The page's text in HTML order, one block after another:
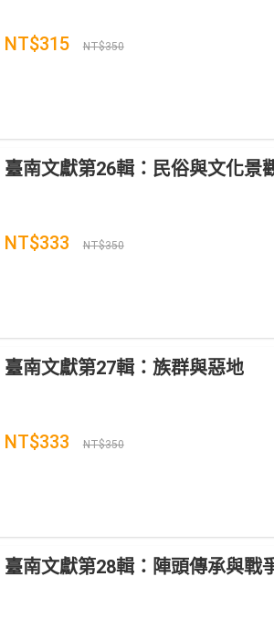
NT$315 NT$350
臺南文獻第26輯：民俗與文化景
NT$333 NT$350
臺南文獻第27輯：族群與惡地
NT$333 NT$350
臺南文獻第28輯：陣頭傳承與戰